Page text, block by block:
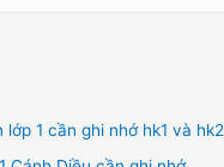
1 cần ghi nhớ hk1 và hk2